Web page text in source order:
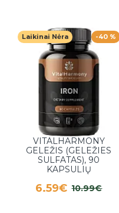
-40 %
Laikinai Nėra
VITALHARMONY
GELEŽIS (GELEŽIES
SULFATAS), 90
KAPSULIŲ
6.59€ 10.99€